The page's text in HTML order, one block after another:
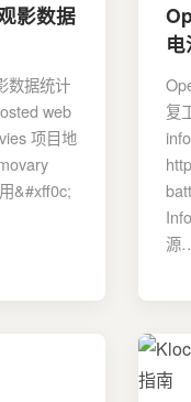
影数据
数据统计
web
项目地
&#xff0c;
复
源